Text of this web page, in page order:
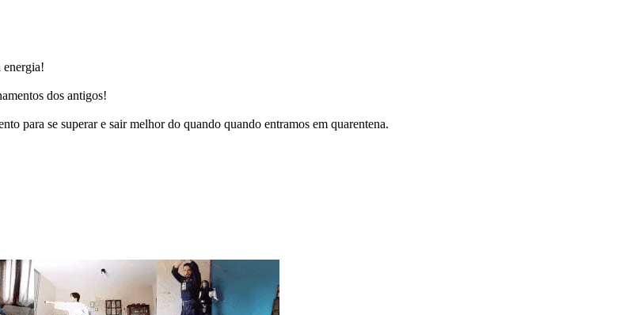
energia!
dos antigos!
para se superar e sair melhor do quando quando entramos em quarentena.